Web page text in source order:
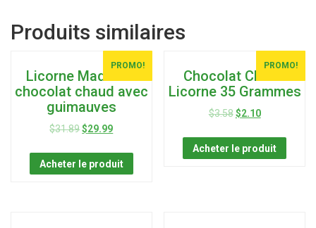
Produits similaires
PROMO!
Licorne Madness
chocolat chaud avec
guimauves
$31.89$29.99
Acheter le produit
PROMO!
Chocolat Chaud
Licorne 35 Grammes
$3.58 $2.10
Acheter le produit